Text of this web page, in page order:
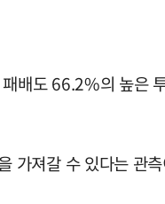
배도 66.2%의 높은
가져갈 수 있다는 관